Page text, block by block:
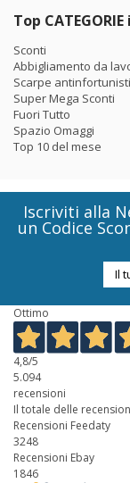
Top
Sconti
Abbigliamento da
Scarpe
Super Mega Sconti
Fuori Tutto
Spazio Omaggi
Top 10 del mese
Iscriviti alla
un Codice
Ottimo
4,8/5
5.094
recensioni
Il totale delle
Recensioni Feedaty
3248
Recensioni Ebay
1846